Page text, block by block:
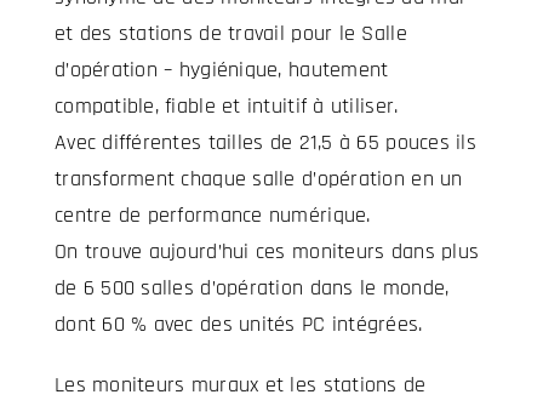
et des stations de travail pour le Salle
d’opération – hygiénique, hautement
compatible, fiable et intuitif à utiliser.
Avec différentes tailles de 21,5 à 65 pouces ils
transforment chaque salle d’opération en un
centre de performance numérique.
On trouve aujourd’hui ces moniteurs dans plus
de 6 500 salles d’opération dans le monde,
dont 60 % avec des unités PC intégrées.
Les moniteurs muraux et les stations de